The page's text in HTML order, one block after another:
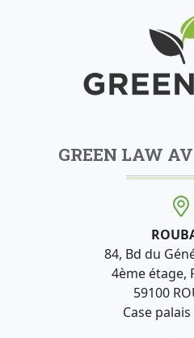
GREEN LAW
84, Bd du
4ème étage,
59100
Case palais